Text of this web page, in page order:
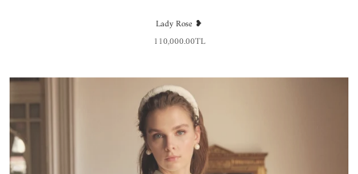
Lady Rose ❥
110,000.00TL